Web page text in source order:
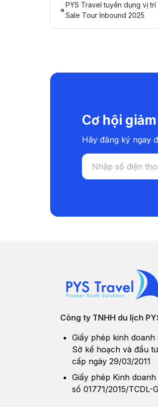
PYS Travel tuyển dụng vị trí
Sale Tour Inbound 2025
Cơ hội
Hãy đăng ký ngay
Công ty TNHH du lịch
Giấy phép kinh doanh
Sở kế hoạch và đầu
cấp ngày 29/03/2011
Giấy phép Kinh
số 01771/2015/TCDL-